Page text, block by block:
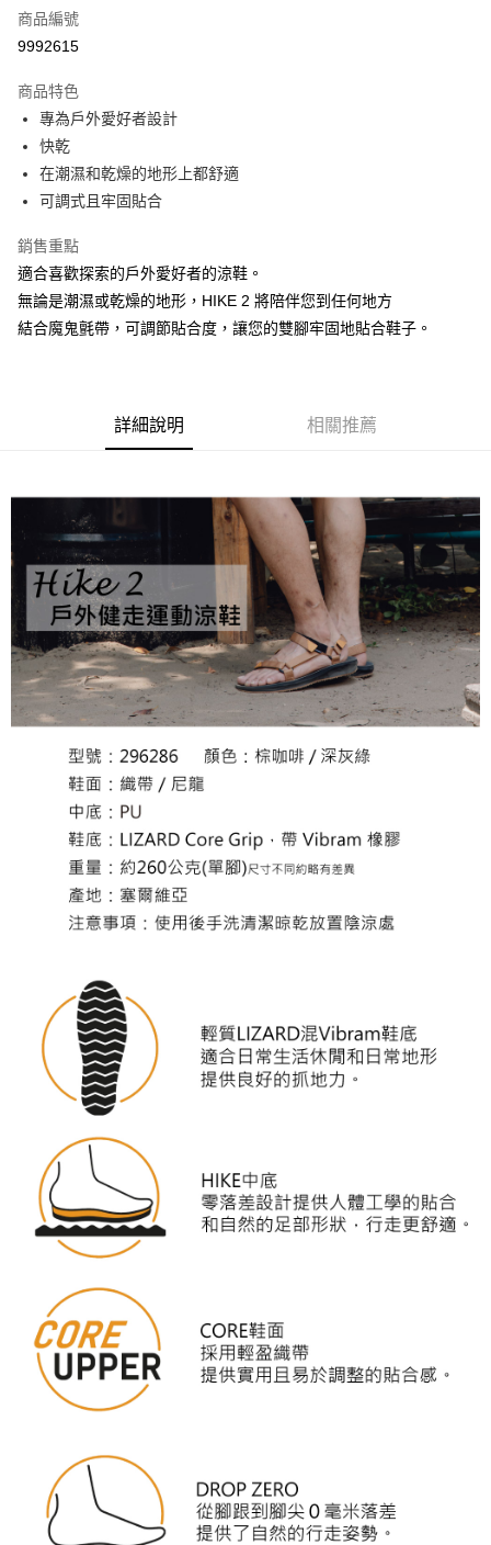
成交易。
3.實際核准額度、可分期數及費用金額請依後續交易確認頁面所載為準。
4.訂單成立30分鐘內，如未前往確認交易或遇審核未通過，訂單將自動取
法說明評估內容。
【繳款方式說明】
1.分期款項不併入電信帳單，「大哥付你分期」於每月結算日後寄送繳費提
醒簡訊。
2.透過簡訊連結打開帳單後，可選擇「超商條碼／台灣大直營門市／銀行轉
1.本服務係由「台灣大哥大股份有限公司」（以下簡稱本公司）所提供，讓
用戶於交易時，得透過本服務購買商品或服務，並由商店將買賣／分期付款
買賣價金債權讓與本公司後，依約使用本公司帳單繳交帳款。
2.基於同意付款使用「大哥付你分期」之契約關係目的，商店將以您的個人
資料（包含姓名、電話或地址）提供予台灣大哥大進項蒐集、處理及利用，
AFTEE先享後付是「在收到商品之後才付款」的支付方式。 讓您購物簡單
便利好安心！
３．安心：先確認商品／服務後，再付款。
【「AFTEE先享後付」結帳流程】
１．於結帳方式選擇「AFTEE先享後付」後，將跳轉至「AFTEE先享後付」
結帳頁面，進行簡訊認證並確認金額後，即可完成結帳。
２．訂單成立數日內，您將收到繳費通知簡訊。
ATM／網路銀行／等多元方式進行付款，方視為交易完成。
※ 請注意：結帳手續完成當下不需立刻繳費，但若您需要取消訂單，請聯絡
購買商品的店家。未經商家同意取消之訂單仍視為有效，需透過AFTEE先享
後付繳納相關費用。
是否繳費成功／繳費後需取消欲退款等相關疑問，請聯繫「AFTEE先享後付
１．透過由恩沛科技股份有限公司提供之「AFTEE先享後付」服務完成之交
易，需依本服務之必要範圍內提供個人資料，並將交易相關給付款項請求債
權轉讓予恩沛科技股份有限公司。
３．未成年的使用者請事先徵得法定代理人或監護人之同意方可使用
「AFTEE先享後付」，若未經同意申辦者引起之損失，本公司不負相關責
任。
４．使用「AFTEE先享後付」時，將依據個別帳號之用戶狀況，依本公司即
時審查核予不同之上限額度；若仍有額度不足之情形，本公司將視審查結果
請求用戶進行身份認證。
５．嚴禁一人註冊多個帳號或使用他人資訊註冊。若發現惡意使用之情形，
恩沛科技股份有限公司將有權停止該用戶之使用額度並採取法律行動。
ATM付款
貨到付款
運送方式
全家取貨付款
每筆NT$60，滿NT$499(含以上)免運費
每筆NT$60，滿NT$799(含以上)免運費
宅配
每筆NT$130，滿NT$3,000(含以上)免運費
商品編號
9992615
商品特色
專為戶外愛好者設計
快乾
在潮濕和乾燥的地形上都舒適
可調式且牢固貼合
銷售重點
適合喜歡探索的戶外愛好者的涼鞋。
無論是潮濕或乾燥的地形，HIKE 2 將陪伴您到任何地方
結合魔鬼氈帶，可調節貼合度，讓您的雙腳牢固地貼合鞋子。
詳細說明 相關推薦